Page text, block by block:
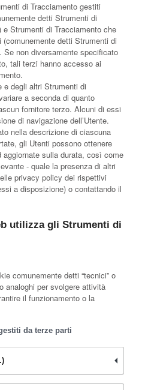
di Tracciamento gestiti
detti Strumenti di
e Strumenti di Tracciamento che
detti Strumenti di
Se non diversamente specificato
tali terzi hanno accesso ai
e degli altri Strumenti di
a seconda di quanto
fornitore terzo. Alcuni di essi
di navigazione dell’Utente.
nella descrizione di ciascuna
gli Utenti possono ottenere
sulla durata, così come
- quale la presenza di altri
privacy policy dei rispettivi
a disposizione) o contattando il
utilizza gli Strumenti di
comunemente detti “tecnici” o
analoghi per svolgere attività
il funzionamento o la
da terze parti